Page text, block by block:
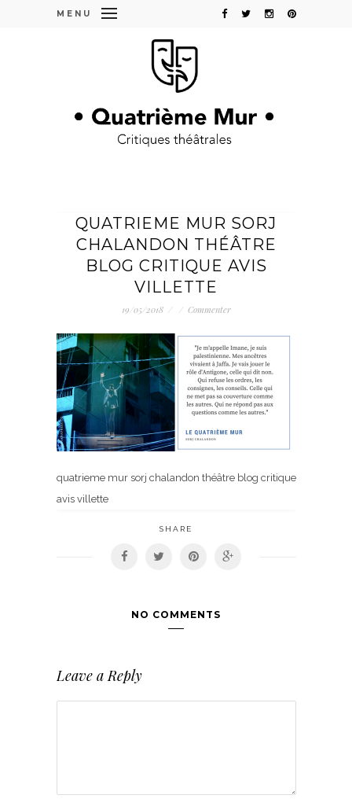
MENU
QUATRIEME MUR SORJ
CHALANDON THÉÂTRE
BLOG CRITIQUE AVIS
VILLETTE
19/05/2018 / / Commenter
quatrieme mur sorj chalandon théâtre blog critique
avis villette
SHARE
NO COMMENTS
Leave a Reply